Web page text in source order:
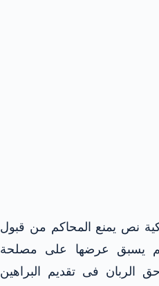
نص يمنع المحاكم من قبول
لم يسبق عرضها على مصلحة
فى تقديم البراهين